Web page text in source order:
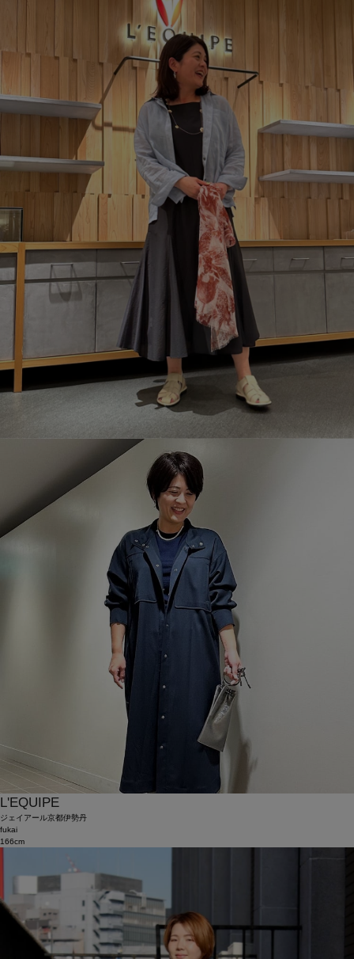
L'EQUIPE
ジェイアール京都伊勢丹
fukai
166cm